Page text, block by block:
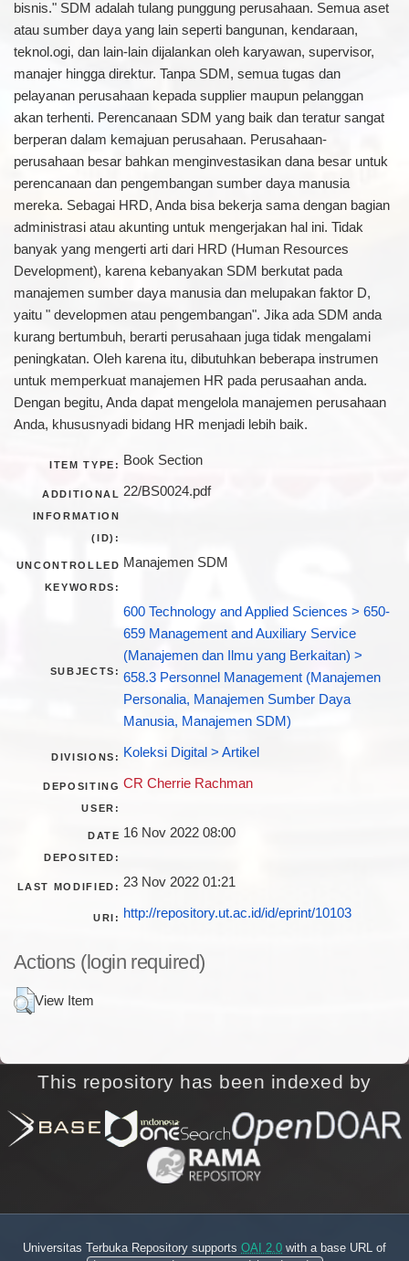
bisnis." SDM adalah tulang punggung perusahaan. Semua aset
atau sumber daya yang lain seperti bangunan, kendaraan,
teknol.ogi, dan lain-lain dijalankan oleh karyawan, supervisor,
manajer hingga direktur. Tanpa SDM, semua tugas dan
pelayanan perusahaan kepada supplier maupun pelanggan
akan terhenti. Perencanaan SDM yang baik dan teratur sangat
berperan dalam kemajuan perusahaan. Perusahaan-
perusahaan besar bahkan menginvestasikan dana besar untuk
perencanaan dan pengembangan sumber daya manusia
mereka. Sebagai HRD, Anda bisa bekerja sama dengan bagian
administrasi atau akunting untuk mengerjakan hal ini. Tidak
banyak yang mengerti arti dari HRD (Human Resources
Development), karena kebanyakan SDM berkutat pada
manajemen sumber daya manusia dan melupakan faktor D,
yaitu " developmen atau pengembangan". Jika ada SDM anda
kurang bertumbuh, berarti perusahaan juga tidak mengalami
peningkatan. Oleh karena itu, dibutuhkan beberapa instrumen
untuk memperkuat manajemen HR pada perusaahan anda.
Dengan begitu, Anda dapat mengelola manajemen perusahaan
Anda, khususnyadi bidang HR menjadi lebih baik.
ITEM TYPE: Book Section
ADDITIONAL
INFORMATION
(ID):
22/BS0024.pdf
UNCONTROLLED
KEYWORDS:
Manajemen SDM
SUBJECTS:
600 Technology and Applied Sciences > 650-
659 Management and Auxiliary Service
(Manajemen dan Ilmu yang Berkaitan) >
658.3 Personnel Management (Manajemen
Personalia, Manajemen Sumber Daya
Manusia, Manajemen SDM)
DIVISIONS: Koleksi Digital > Artikel
DEPOSITING
USER:
CR Cherrie Rachman
DATE
DEPOSITED:
16 Nov 2022 08:00
LAST MODIFIED: 23 Nov 2022 01:21
URI: http://repository.ut.ac.id/id/eprint/10103
Actions (login required)
View Item
This repository has been indexed by
Universitas Terbuka Repository supports OAI 2.0 with a base URL of